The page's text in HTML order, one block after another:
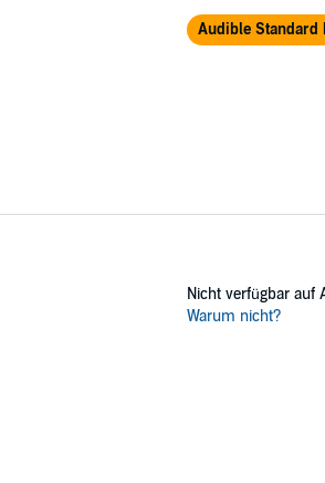
Audible Standard
Nicht verfügbar auf
Warum nicht?